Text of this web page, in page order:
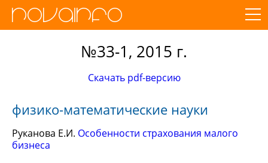
№33-1, 2015 г.
Скачать pdf-версию
физико-математические науки
Руканова Е.И. Особенности страхования малого
бизнеса